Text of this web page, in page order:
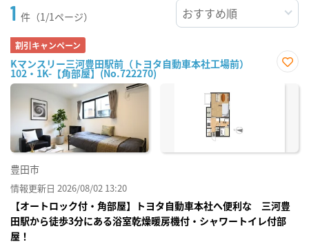
1 件（1/1ページ）
割引キャンペーン
Kマンスリー三河豊田駅前（トヨタ自動車本社工場前）
102・1K-【角部屋】(No.722270)
に入
豊田市
情報更新日 2026/08/02 13:20
【オートロック付・角部屋】トヨタ自動車本社へ便利な 三河豊
田駅から徒歩3分にある浴室乾燥暖房機付・シャワートイレ付部
屋！